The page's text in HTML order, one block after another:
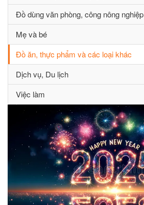
Đồ dùng văn phòng, công nông nghiệp
Mẹ và bé
Đồ ăn, thực phẩm và các loại khác
Dịch vụ, Du lịch
Việc làm